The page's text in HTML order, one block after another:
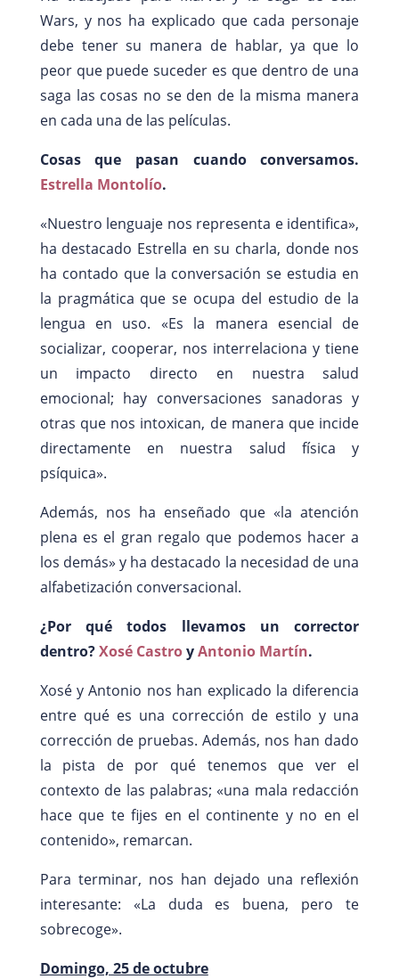
Wars, y nos ha explicado que cada personaje
debe tener su manera de hablar, ya que lo
peor que puede suceder es que dentro de una
saga las cosas no se den de la misma manera
en cada una de las películas.
Cosas que pasan cuando conversamos.
Estrella Montolío.
«Nuestro lenguaje nos representa e identifica»,
ha destacado Estrella en su charla, donde nos
ha contado que la conversación se estudia en
la pragmática que se ocupa del estudio de la
lengua en uso. «Es la manera esencial de
socializar, cooperar, nos interrelaciona y tiene
un impacto directo en nuestra salud
emocional; hay conversaciones sanadoras y
otras que nos intoxican, de manera que incide
directamente en nuestra salud física y
psíquica».
Además, nos ha enseñado que «la atención
plena es el gran regalo que podemos hacer a
los demás» y ha destacado la necesidad de una
alfabetización conversacional.
¿Por qué todos llevamos un corrector
dentro?Xosé CastroyAntonio Martín.
Xosé y Antonio nos han explicado la diferencia
entre qué es una corrección de estilo y una
corrección de pruebas. Además, nos han dado
la pista de por qué tenemos que ver el
contexto de las palabras; «una mala redacción
hace que te fijes en el continente y no en el
contenido», remarcan.
Para terminar, nos han dejado una reflexión
interesante: «La duda es buena, pero te
sobrecoge».
Domingo, 25 de octubre